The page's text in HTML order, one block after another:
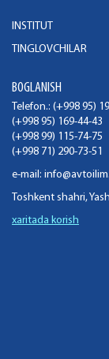
INSTITUT
TINGLOVCHILAR
BOGLANISH
Telefon.: (+998 95)
(+998 95) 169-44-43
(+998 99) 115-74-75
(+998 71) 290-73-51
e-mail:
Toshkent shahri,
xaritada korish